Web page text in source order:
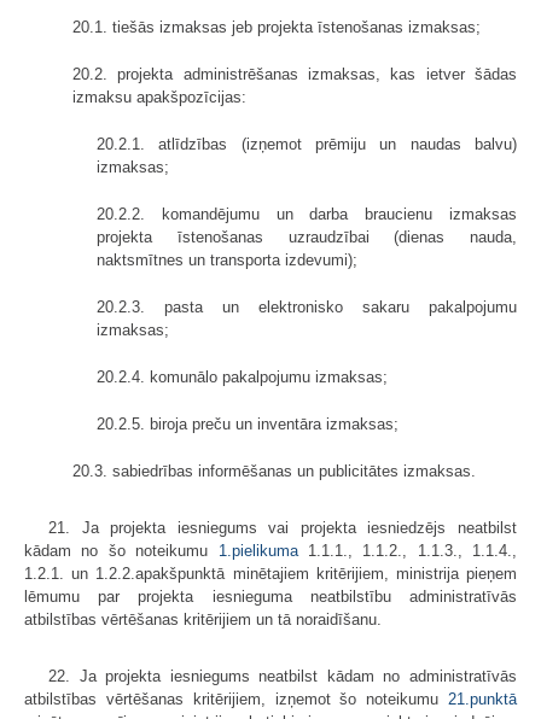
20.1. tiešās izmaksas jeb projekta īstenošanas izmaksas;
20.2. projekta administrēšanas izmaksas, kas ietver šādas
izmaksu apakšpozīcijas:
20.2.1. atlīdzības (izņemot prēmiju un naudas balvu)
izmaksas;
20.2.2. komandējumu un darba braucienu izmaksas
projekta īstenošanas uzraudzībai (dienas nauda,
naktsmītnes un transporta izdevumi);
20.2.3. pasta un elektronisko sakaru pakalpojumu
izmaksas;
20.2.4. komunālo pakalpojumu izmaksas;
20.2.5. biroja preču un inventāra izmaksas;
20.3. sabiedrības informēšanas un publicitātes izmaksas.
21. Ja projekta iesniegums vai projekta iesniedzējs neatbilst
kādam no šo noteikumu 1.pielikuma1.1.1., 1.1.2., 1.1.3., 1.1.4.,
1.2.1. un 1.2.2.apakšpunktā minētajiem kritērijiem, ministrija pieņem
lēmumu par projekta iesnieguma neatbilstību administratīvās
atbilstības vērtēšanas kritērijiem un tā noraidīšanu.
22. Ja projekta iesniegums neatbilst kādam no administratīvās
atbilstības vērtēšanas kritērijiem, izņemot šo noteikumu 21.punktā